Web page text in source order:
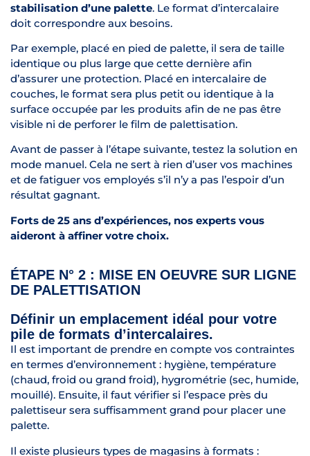
stabilisation d’une palette. Le format d’intercalaire
doit correspondre aux besoins.
Par exemple, placé en pied de palette, il sera de taille
identique ou plus large que cette dernière afin
d’assurer une protection. Placé en intercalaire de
couches, le format sera plus petit ou identique à la
surface occupée par les produits afin de ne pas être
visible ni de perforer le film de palettisation.
Avant de passer à l’étape suivante, testez la solution en
mode manuel. Cela ne sert à rien d’user vos machines
et de fatiguer vos employés s’il n’y a pas l’espoir d’un
résultat gagnant.
Forts de 25 ans d’expériences, nos experts vous
aideront à affiner votre choix.
ÉTAPE N° 2 : MISE EN OEUVRE SUR LIGNE
DE PALETTISATION
Définir un emplacement idéal pour votre
pile de formats d’intercalaires.
Il est important de prendre en compte vos contraintes
en termes d’environnement : hygiène, température
(chaud, froid ou grand froid), hygrométrie (sec, humide,
mouillé). Ensuite, il faut vérifier si l’espace près du
palettiseur sera suffisamment grand pour placer une
palette.
Il existe plusieurs types de magasins à formats :